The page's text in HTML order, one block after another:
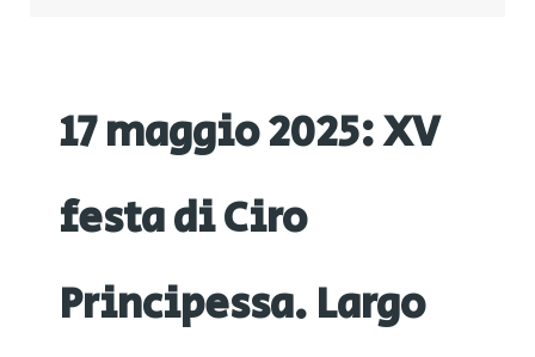
17 maggio 2025: XV
festa di Ciro
Principessa. Largo